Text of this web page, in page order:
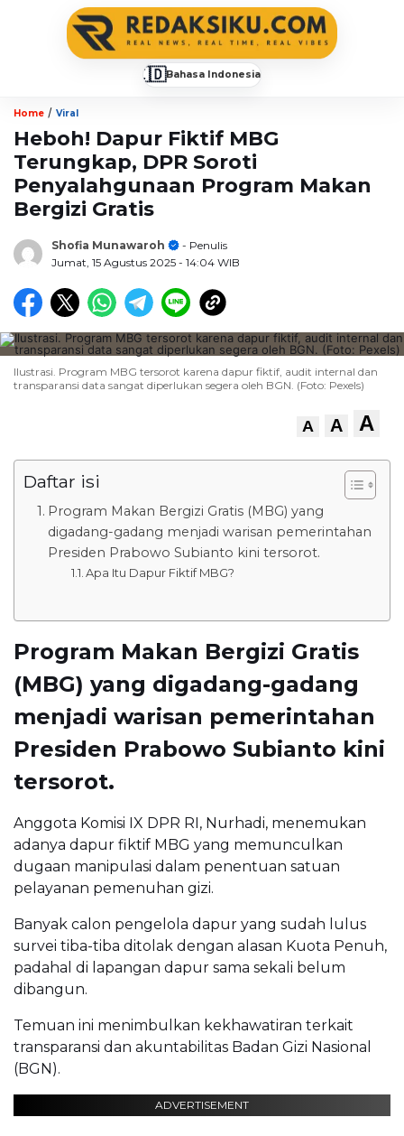
🇮🇩Bahasa Indonesia
Home / Viral
Heboh! Dapur Fiktif MBG
Terungkap, DPR Soroti
Penyalahgunaan Program Makan
Bergizi Gratis
Shofia Munawaroh
- Penulis
Jumat, 15 Agustus 2025 - 14:04 WIB
Ilustrasi. Program MBG tersorot karena dapur fiktif, audit internal dan
transparansi data sangat diperlukan segera oleh BGN. (Foto: Pexels)
A A A
Daftar isi
Program Makan Bergizi Gratis (MBG) yang
digadang-gadang menjadi warisan pemerintahan
Presiden Prabowo Subianto kini tersorot.
Apa Itu Dapur Fiktif MBG?
Program Makan Bergizi Gratis
(MBG) yang digadang-gadang
menjadi warisan pemerintahan
Presiden Prabowo Subianto kini
tersorot.
Anggota Komisi IX DPR RI, Nurhadi, menemukan
adanya dapur fiktif MBG yang memunculkan
dugaan manipulasi dalam penentuan satuan
pelayanan pemenuhan gizi.
Banyak calon pengelola dapur yang sudah lulus
survei tiba-tiba ditolak dengan alasan Kuota Penuh,
padahal di lapangan dapur sama sekali belum
dibangun.
Temuan ini menimbulkan kekhawatiran terkait
transparansi dan akuntabilitas Badan Gizi Nasional
(BGN).
ADVERTISEMENT